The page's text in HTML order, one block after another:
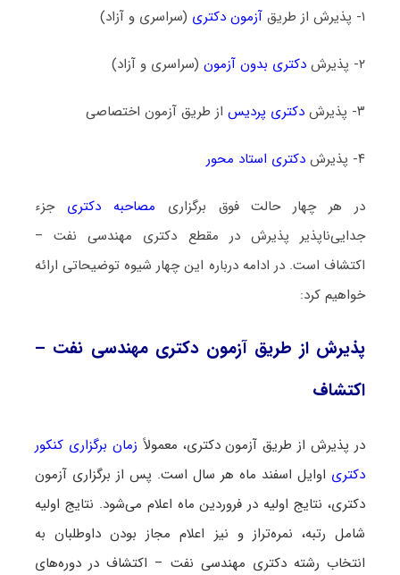
۱- پذیرش از طریق آزمون دکتری (سراسری و آزاد)
۲- پذیرش دکتری بدون آزمون(سراسری و آزاد)
۳- پذیرش دکتری پردیساز طریق آزمون اختصاصی
۴- پذیرش دکتری استاد محور
در هر چهار حالت فوق برگزاری مصاحبه دکتری جزء
جدایی‌ناپذیر پذیرش در مقطع دکتری مهندسی نفت –
اکتشاف است. در ادامه درباره این چهار شیوه توضیحاتی ارائه
خواهیم کرد:
پذیرش از طریق آزمون دکتری مهندسی نفت –
اکتشاف
در پذیرش از طریق آزمون دکتری، معمولاً زمان برگزاری کنکور
دکتری اوایل اسفند ماه هر سال است. پس از برگزاری آزمون
دکتری، نتایج اولیه در فروردین ماه اعلام می‌شود. نتایج اولیه
شامل رتبه، نمره‌تراز و نیز اعلام مجاز بودن داوطلبان به
انتخاب رشته دکتری مهندسی نفت – اکتشاف در دوره‌های